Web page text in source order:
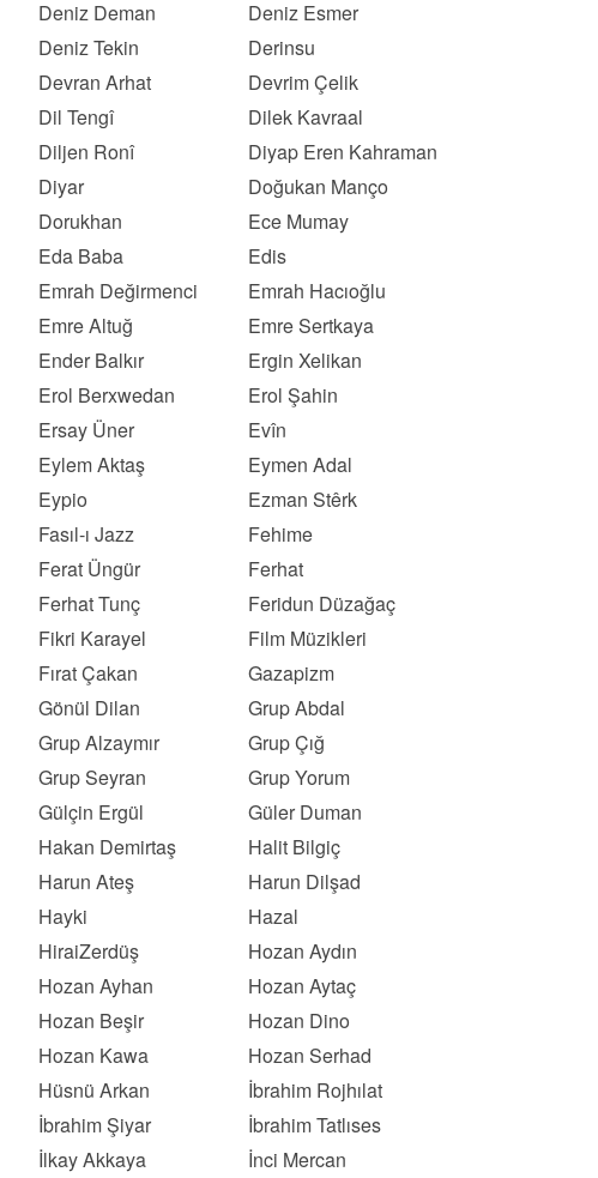
Deniz Deman
Deniz Esmer
Deniz Tekin
Derinsu
Devran Arhat
Devrim Çelik
Dil Tengî
Dilek Kavraal
Diljen Ronî
Diyap Eren Kahraman
Diyar
Doğukan Manço
Dorukhan
Ece Mumay
Eda Baba
Edis
Emrah Değirmenci
Emrah Hacıoğlu
Emre Altuğ
Emre Sertkaya
Ender Balkır
Ergin Xelikan
Erol Berxwedan
Erol Şahin
Ersay Üner
Evîn
Eylem Aktaş
Eymen Adal
Eypio
Ezman Stêrk
Fasıl-ı Jazz
Fehime
Ferat Üngür
Ferhat
Ferhat Tunç
Feridun Düzağaç
Fikri Karayel
Film Müzikleri
Fırat Çakan
Gazapizm
Gönül Dilan
Grup Abdal
Grup Alzaymır
Grup Çığ
Grup Seyran
Grup Yorum
Gülçin Ergül
Güler Duman
Hakan Demirtaş
Halit Bilgiç
Harun Ateş
Harun Dilşad
Hayki
Hazal
HiraiZerdüş
Hozan Aydın
Hozan Ayhan
Hozan Aytaç
Hozan Beşir
Hozan Dino
Hozan Kawa
Hozan Serhad
Hüsnü Arkan
İbrahim Rojhılat
İbrahim Şiyar
İbrahim Tatlıses
İlkay Akkaya
İnci Mercan